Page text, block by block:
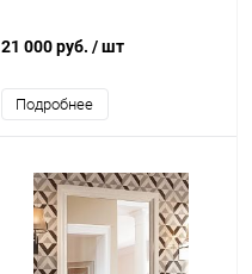
21 000 руб. / шт
Подробнее